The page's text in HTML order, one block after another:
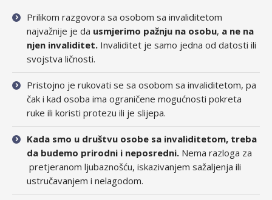
Prilikom razgovora sa osobom sa invaliditetom
najvažnije je da usmjerimo pažnju na osobu, a ne na
njen invaliditet. Invaliditet je samo jedna od datosti ili
svojstva ličnosti.
Pristojno je rukovati se sa osobom sa invaliditetom, pa
čak i kad osoba ima ograničene mogućnosti pokreta
ruke ili koristi protezu ili je slijepa.
Kada smo u društvu osobe sa invaliditetom, treba
da budemo prirodni i neposredni. Nema razloga za
pretjeranom ljubaznošću, iskazivanjem sažaljenja ili
ustručavanjem i nelagodom.